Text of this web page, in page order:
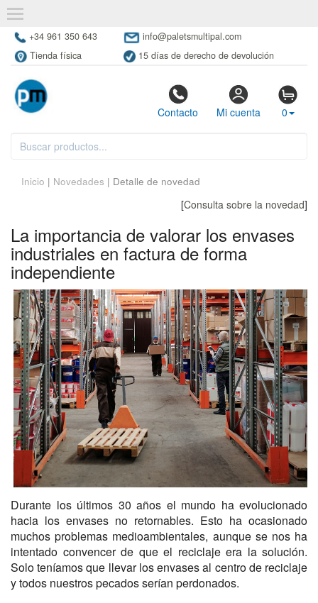
+34 961 350 643
info@paletsmultipal.com
Tienda física
15 días de derecho de devolución
Contacto Mi cuenta 0
Inicio | Novedades | Detalle de novedad
[Consulta sobre la novedad]
La importancia de valorar los envases
industriales en factura de forma
independiente
Durante los últimos 30 años el mundo ha evolucionado
hacia los envases no retornables. Esto ha ocasionado
muchos problemas medioambientales, aunque se nos ha
intentado convencer de que el reciclaje era la solución.
Solo teníamos que llevar los envases al centro de reciclaje
y todos nuestros pecados serían perdonados.